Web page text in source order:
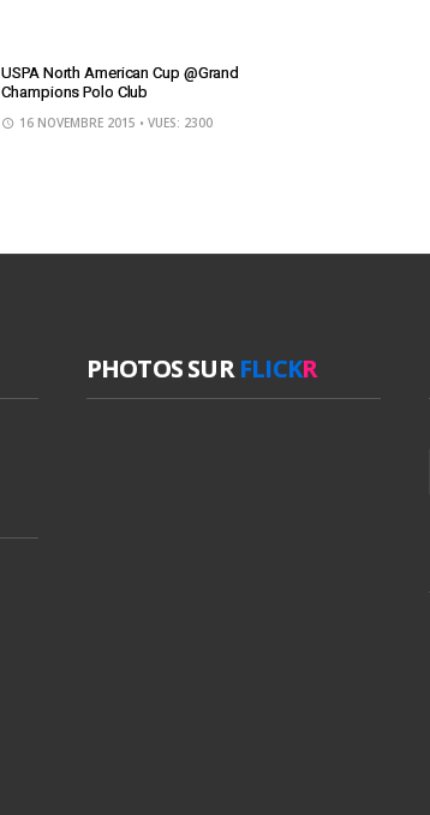
USPA North American Cup @Grand
Champions Polo Club
16 NOVEMBRE 2015 • VUES: 2300
PHOTOS SURFLICKR